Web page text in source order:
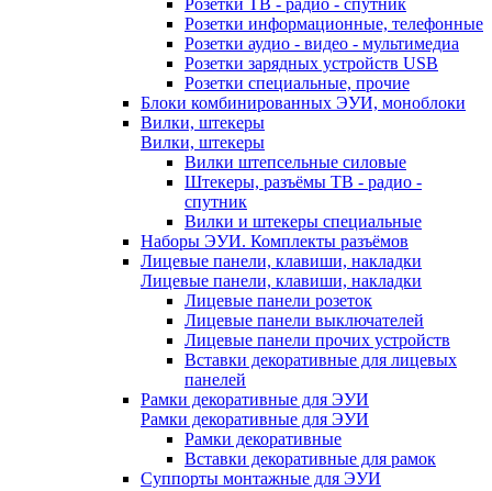
Розетки ТВ - радио - спутник
Розетки информационные, телефонные
Розетки аудио - видео - мультимедиа
Розетки зарядных устройств USB
Розетки специальные, прочие
Блоки комбинированных ЭУИ, моноблоки
Вилки, штекеры
Вилки, штекеры
Вилки штепсельные силовые
Штекеры, разъёмы ТВ - радио -
спутник
Вилки и штекеры специальные
Наборы ЭУИ. Комплекты разъёмов
Лицевые панели, клавиши, накладки
Лицевые панели, клавиши, накладки
Лицевые панели розеток
Лицевые панели выключателей
Лицевые панели прочих устройств
Вставки декоративные для лицевых
панелей
Рамки декоративные для ЭУИ
Рамки декоративные для ЭУИ
Рамки декоративные
Вставки декоративные для рамок
Суппорты монтажные для ЭУИ